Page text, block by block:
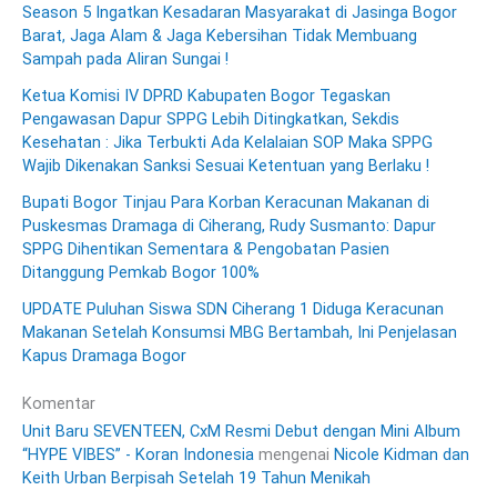
Season 5 Ingatkan Kesadaran Masyarakat di Jasinga Bogor
Barat, Jaga Alam & Jaga Kebersihan Tidak Membuang
Sampah pada Aliran Sungai !
Ketua Komisi IV DPRD Kabupaten Bogor Tegaskan
Pengawasan Dapur SPPG Lebih Ditingkatkan, Sekdis
Kesehatan : Jika Terbukti Ada Kelalaian SOP Maka SPPG
Wajib Dikenakan Sanksi Sesuai Ketentuan yang Berlaku !
Bupati Bogor Tinjau Para Korban Keracunan Makanan di
Puskesmas Dramaga di Ciherang, Rudy Susmanto: Dapur
SPPG Dihentikan Sementara & Pengobatan Pasien
Ditanggung Pemkab Bogor 100%
UPDATE Puluhan Siswa SDN Ciherang 1 Diduga Keracunan
Makanan Setelah Konsumsi MBG Bertambah, Ini Penjelasan
Kapus Dramaga Bogor
Komentar
Unit Baru SEVENTEEN, CxM Resmi Debut dengan Mini Album
“HYPE VIBES” - Koran Indonesia mengenai Nicole Kidman dan
Keith Urban Berpisah Setelah 19 Tahun Menikah